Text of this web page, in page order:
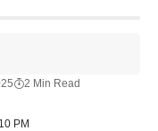
PM
2 Min Read